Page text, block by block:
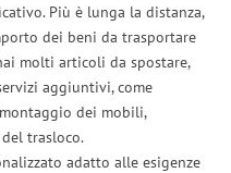
Più è lunga la distanza,
dei beni da trasportare
molti articoli da spostare,
aggiuntivi, come
dei mobili,
trasloco.
adatto alle esigenze